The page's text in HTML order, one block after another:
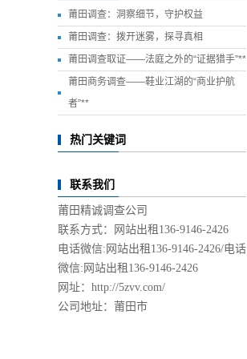
莆田调查：洞察细节，守护权益
莆田调查：拨开迷雾，探寻真相
莆田调查取证——法庭之外的“证据猎手”**
莆田商务调查——鞋业江湖的“商业护航
者”**
热门关键词
联系我们
莆田精诚调查公司
联系方式：网站出租136-9146-2426
电话微信:网站出租136-9146-2426/电话
微信:网站出租136-9146-2426
网址：http://5zvv.com/
公司地址：莆田市